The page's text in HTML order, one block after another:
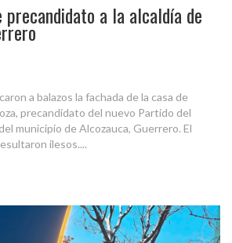
precandidato a la alcaldía de
a balazos la fachada de la casa de
precandidato del nuevo Partido del
municipio de Alcozauca, Guerrero. El
ilesos....